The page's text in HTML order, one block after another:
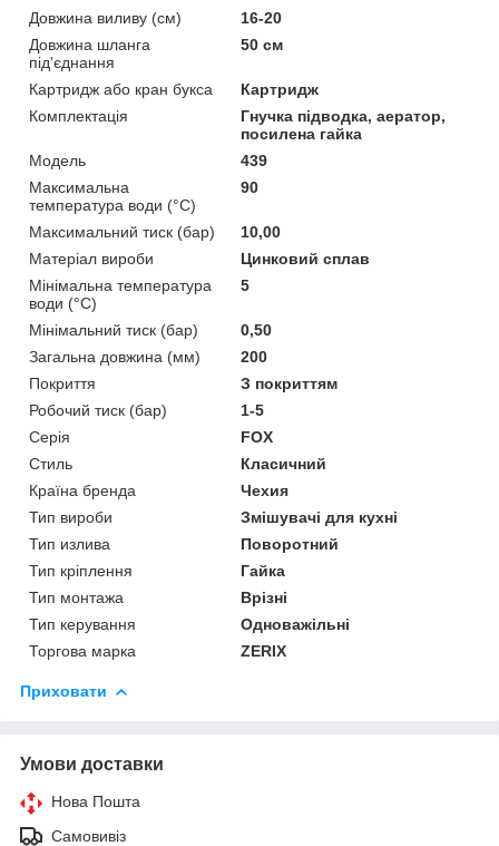
Довжина виливу (см)
16-20
Довжина шланга
під'єднання
50 см
Картридж або кран букса
Картридж
Комплектація
Гнучка підводка, аератор,
посилена гайка
Мoдель
439
Максимальна
температура води (°C)
90
Максимальний тиск (бар)
10,00
Матеріал вироби
Цинковий сплав
Мінімальна температура
води (°C)
5
Мінімальний тиск (бар)
0,50
Загальна довжина (мм)
200
Покриття
З покриттям
Робочий тиск (бар)
1-5
Серія
FOX
Стиль
Класичний
Країна бренда
Чехия
Тип вироби
Змішувачі для кухні
Тип излива
Поворотний
Тип кріплення
Гайка
Тип монтажа
Врізні
Тип керування
Одноважільні
Торгова марка
ZERIX
Приховати
Умови доставки
Нова Пошта
Самовивіз